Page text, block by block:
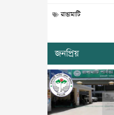
রাঙামাটি
জনপ্রিয়